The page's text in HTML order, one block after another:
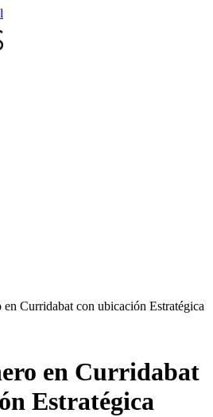
en Curridabat con ubicación Estratégica
en Curridabat
Estratégica